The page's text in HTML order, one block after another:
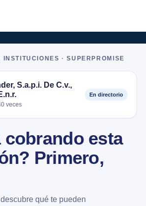
INSTITUCIONES · SUPERPROMISE
S.a.p.i. De C.v.,
veces
En directorio
cobrando esta
Primero,
qué te pueden